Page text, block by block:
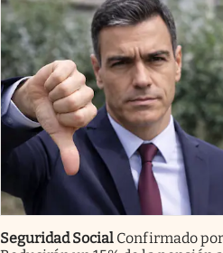
Seguridad Social Confirmado